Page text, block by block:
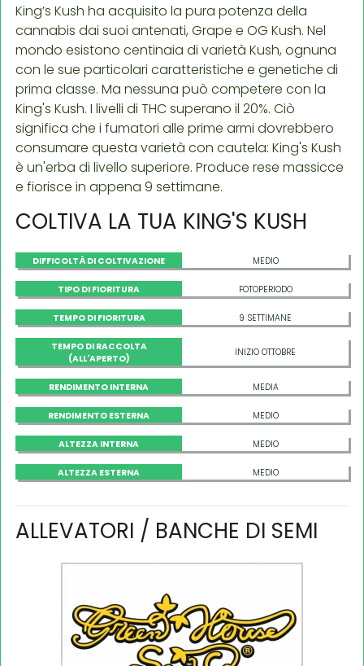
King’s Kush ha acquisito la pura potenza della
cannabis dai suoi antenati, Grape e OG Kush. Nel
mondo esistono centinaia di varietà Kush, ognuna
con le sue particolari caratteristiche e genetiche di
prima classe. Ma nessuna può competere con la
King's Kush. I livelli di THC superano il 20%. Ciò
significa che i fumatori alle prime armi dovrebbero
consumare questa varietà con cautela: King's Kush
è un'erba di livello superiore. Produce rese massicce
e fiorisce in appena 9 settimane.
COLTIVA LA TUA KING'S KUSH
DIFFICOLTÀ DI COLTIVAZIONE MEDIO
TIPO DI FIORITURA FOTOPERIODO
TEMPO DI FIORITURA 9 SETTIMANE
TEMPO DI RACCOLTA
(ALL'APERTO)
INIZIO OTTOBRE
RENDIMENTO INTERNA MEDIA
RENDIMENTO ESTERNA MEDIO
ALTEZZA INTERNA MEDIO
ALTEZZA ESTERNA MEDIO
ALLEVATORI / BANCHE DI SEMI